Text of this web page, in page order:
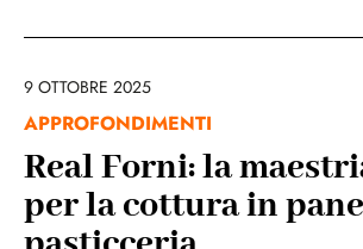
9 OTTOBRE 2025
APPROFONDIMENTI
Real Forni: la
per la cottura in